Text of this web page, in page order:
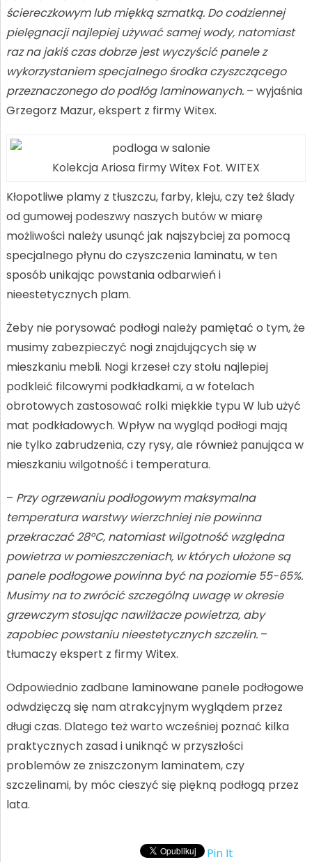
ściereczkowym lub miękką szmatką. Do codziennej
pielęgnacji najlepiej używać samej wody, natomiast
raz na jakiś czas dobrze jest wyczyścić panele z
wykorzystaniem specjalnego środka czyszczącego
przeznaczonego do podłóg laminowanych.– wyjaśnia
Grzegorz Mazur, ekspert z firmy Witex.
Kolekcja Ariosa firmy Witex Fot. WITEX
Kłopotliwe plamy z tłuszczu, farby, kleju, czy też ślady
od gumowej podeszwy naszych butów w miarę
możliwości należy usunąć jak najszybciej za pomocą
specjalnego płynu do czyszczenia laminatu, w ten
sposób unikając powstania odbarwień i
nieestetycznych plam.
Żeby nie porysować podłogi należy pamiętać o tym, że
musimy zabezpieczyć nogi znajdujących się w
mieszkaniu mebli. Nogi krzeseł czy stołu najlepiej
podkleić filcowymi podkładkami, a w fotelach
obrotowych zastosować rolki miękkie typu W lub użyć
mat podkładowych. Wpływ na wygląd podłogi mają
nie tylko zabrudzenia, czy rysy, ale również panująca w
mieszkaniu wilgotność i temperatura.
– Przy ogrzewaniu podłogowym maksymalna
temperatura warstwy wierzchniej nie powinna
przekraczać 28°C, natomiast wilgotność względna
powietrza w pomieszczeniach, w których ułożone są
panele podłogowe powinna być na poziomie 55-65%.
Musimy na to zwrócić szczególną uwagę w okresie
grzewczym stosując nawilżacze powietrza, aby
zapobiec powstaniu nieestetycznych szczelin.–
tłumaczy ekspert z firmy Witex.
Odpowiednio zadbane laminowane panele podłogowe
odwdzięczą się nam atrakcyjnym wyglądem przez
długi czas. Dlatego też warto wcześniej poznać kilka
praktycznych zasad i uniknąć w przyszłości
problemów ze zniszczonym laminatem, czy
szczelinami, by móc cieszyć się piękną podłogą przez
lata.
Pin It